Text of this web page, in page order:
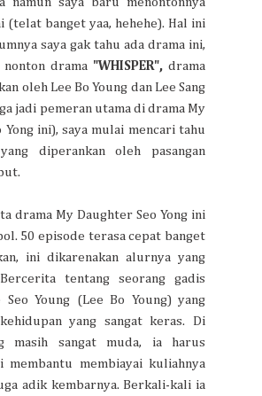
(telat banget yaa, hehehe). Hal ini
saya gak tahu ada drama ini,
drama "WHISPER", drama
oleh Lee Bo Young dan Lee Sang
jadi pemeran utama di drama My
Yong ini), saya mulai mencari tahu
diperankan oleh pasangan
drama My Daughter Seo Yong ini
50 episode terasa cepat banget
ini dikarenakan alurnya yang
tentang seorang gadis
Seo Young (Lee Bo Young) yang
yang sangat keras. Di
masih sangat muda, ia harus
membantu membiayai kuliahnya
adik kembarnya. Berkali-kali ia